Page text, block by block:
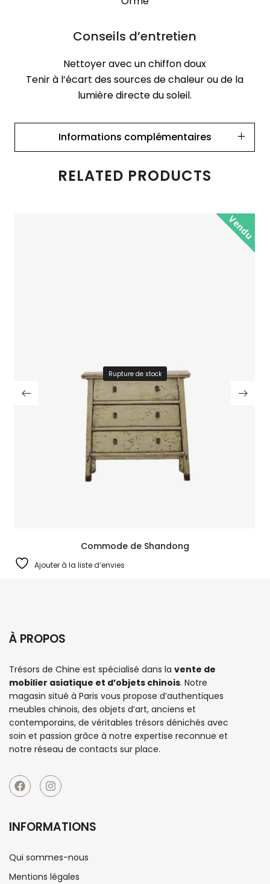
Conseils d’entretien
Nettoyer avec un chiffon doux
Tenir à l’écart des sources de chaleur ou de la
lumière directe du soleil.
Informations complémentaires
RELATED PRODUCTS
Vendu
Rupture de stock
Commode de Shandong
Ajouter à la liste d’envies
À PROPOS
Trésors de Chine est spécialisé dans la vente de
mobilier asiatique et d’objets chinois. Notre
magasin situé à Paris vous propose d’authentiques
meubles chinois, des objets d’art, anciens et
contemporains, de véritables trésors dénichés avec
soin et passion grâce à notre expertise reconnue et
notre réseau de contacts sur place.
INFORMATIONS
Qui sommes-nous
Mentions légales